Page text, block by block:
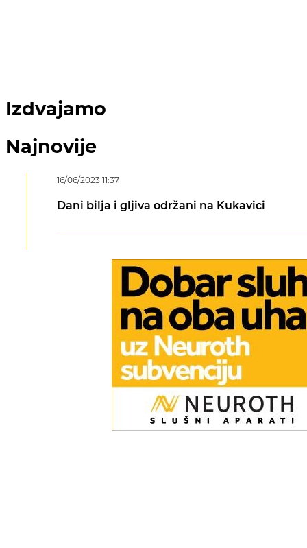
Izdvajamo
Najnovije
Dani bilja i gljiva održani na Kukavici
16/06/2023 11:37